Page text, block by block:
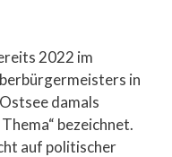
2022 im
in
damals
bezeichnet.
auf politischer